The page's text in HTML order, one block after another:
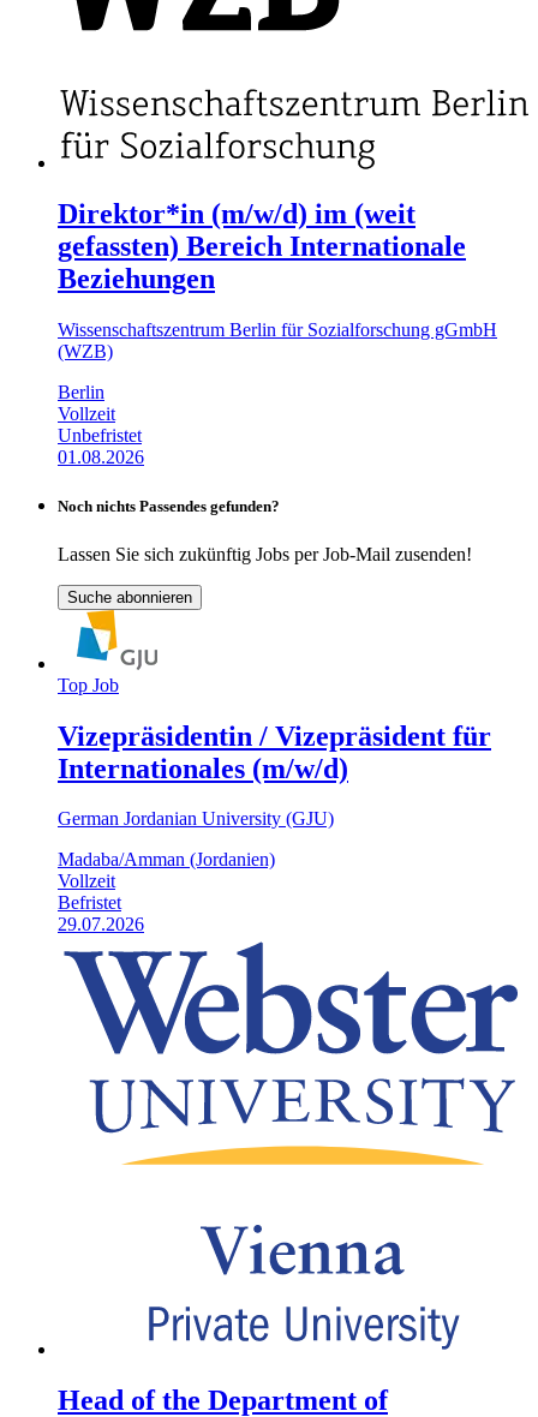
Direktor*in (m/w/d) im (weit
gefassten) Bereich Internationale
Beziehungen
Wissenschaftszentrum Berlin für Sozialforschung gGmbH
(WZB)
Berlin
Vollzeit
Unbefristet
01.08.2026
Noch nichts Passendes gefunden?
Lassen Sie sich zukünftig Jobs per Job-Mail zusenden!
Suche abonnieren
Top Job
Vizepräsidentin / Vizepräsident für
Internationales (m/w/d)
German Jordanian University (GJU)
Madaba/Amman (Jordanien)
Vollzeit
Befristet
29.07.2026
Head of the Department of